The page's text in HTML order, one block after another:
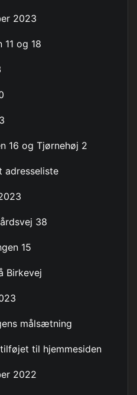
2023
11 og 18
16 og Tjørnehøj 2
adresseliste
38
15
Birkevej
målsætning
til hjemmesiden
2022